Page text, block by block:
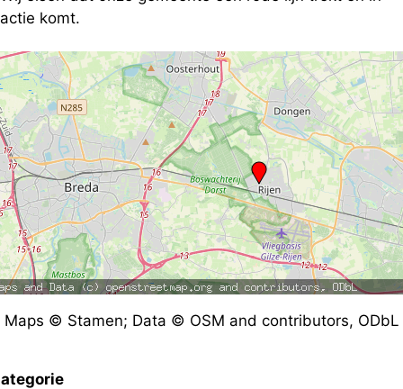
actie komt.
Maps © Stamen; Data © OSM and contributors, ODbL